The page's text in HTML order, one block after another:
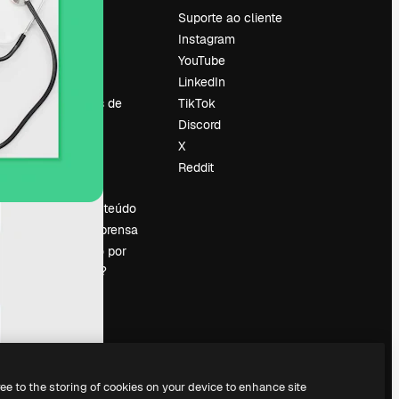
Preços
Sobre nós
Reviews
Emprego
Tendências de
Eventos
Vender conteúdo
Sala de imprensa
Procurando por
magnific.ai?
Suporte ao cliente
Instagram
YouTube
LinkedIn
TikTok
Discord
X
Reddit
to the storing of cookies on your device to enhance site